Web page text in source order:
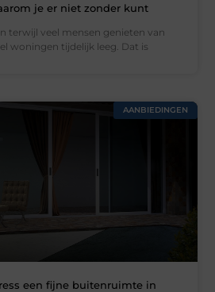
je er niet zonder kunt
terwijl veel mensen genieten van
woningen tijdelijk leeg. Dat is
AANBIEDINGEN
een fijne buitenruimte in